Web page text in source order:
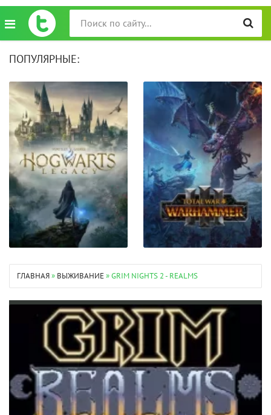
ПОПУЛЯРНЫЕ:
ГЛАВНАЯ» ВЫЖИВАНИЕ» GRIM NIGHTS 2 - REALMS